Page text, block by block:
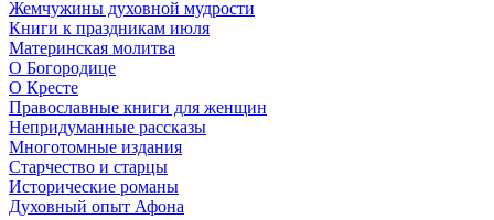
Жемчужины духовной мудрости
Книги к праздникам июля
Материнская молитва
О Богородице
О Кресте
Православные книги для женщин
Непридуманные рассказы
Многотомные издания
Старчество и старцы
Исторические романы
Духовный опыт Афона